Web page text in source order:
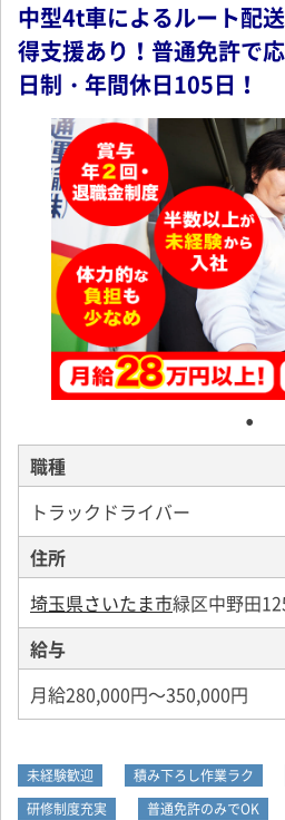
中型4t車によるルート配
得支援あり！普通免許で
日制・年間休日105日！
職種
トラックドライバー
住所
埼玉県さいたま市緑区中野田
給与
月給280,000円～350,000円
未経験歓迎 積み下ろし作業ラク
研修制度充実
普通免許のみでOK